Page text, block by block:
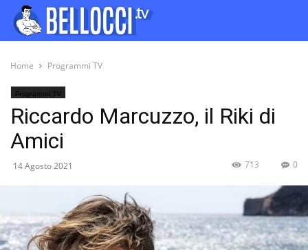
Home Programmi TV
Programmi TV
Riccardo Marcuzzo, il Riki di
Amici
14 Agosto 2021 0
713